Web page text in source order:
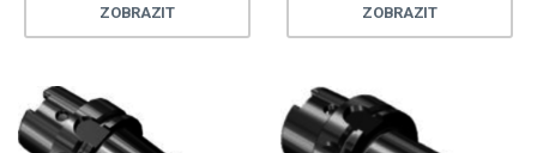
ZOBRAZIT ZOBRAZIT